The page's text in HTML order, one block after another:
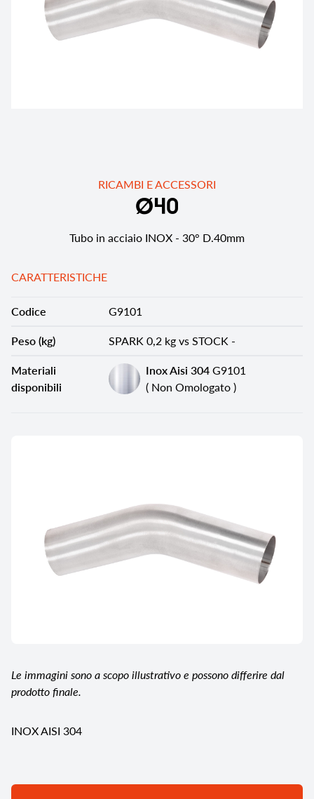
RICAMBI E ACCESSORI
Ø40
Tubo in acciaio INOX - 30° D.40mm
CARATTERISTICHE
Codice
G9101
Peso (kg)
SPARK 0,2 kg vs STOCK -
Materiali
disponibili
Inox Aisi 304G9101
( Non Omologato )
Le immagini sono a scopo illustrativo e possono differire dal
prodotto finale.
INOX AISI 304